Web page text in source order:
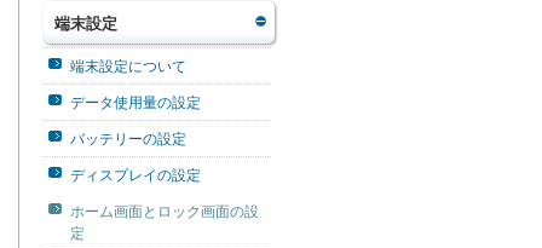
端末設定
端末設定について
データ使用量の設定
バッテリーの設定
ディスプレイの設定
ホーム画面とロック画面の設
定